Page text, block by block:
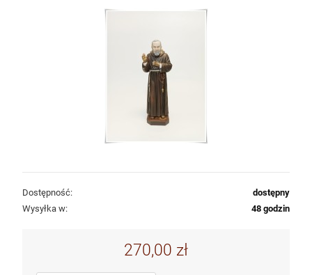
Dostępność:
dostępny
Wysyłka w:
48 godzin
270,00 zł